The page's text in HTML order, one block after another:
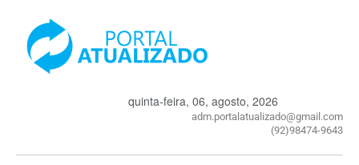
quinta-feira, 06, agosto, 2026
adm.portalatualizado@gmail.com
(92)98474-9643